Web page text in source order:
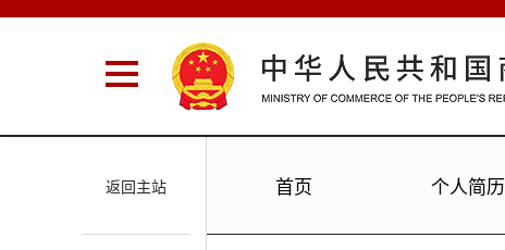
首页 个人简历
返回主站